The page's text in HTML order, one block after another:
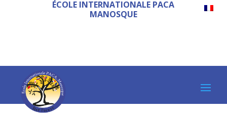
ÉCOLE INTERNATIONALE PACA
MANOSQUE